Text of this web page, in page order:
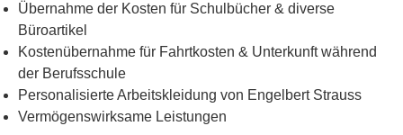
Übernahme der Kosten für Schulbücher & diverse
Büroartikel
Kostenübernahme für Fahrtkosten & Unterkunft während
der Berufsschule
Personalisierte Arbeitskleidung von Engelbert Strauss
Vermögenswirksame Leistungen